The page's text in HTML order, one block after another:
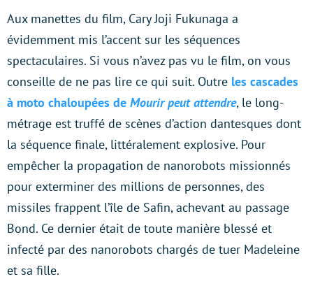
Aux manettes du film, Cary Joji Fukunaga a
évidemment mis l’accent sur les séquences
spectaculaires. Si vous n’avez pas vu le film, on vous
conseille de ne pas lire ce qui suit. Outre les cascades
à moto chaloupées de Mourir peut attendre, le long-
métrage est truffé de scènes d’action dantesques dont
la séquence finale, littéralement explosive. Pour
empêcher la propagation de nanorobots missionnés
pour exterminer des millions de personnes, des
missiles frappent l’île de Safin, achevant au passage
Bond. Ce dernier était de toute manière blessé et
infecté par des nanorobots chargés de tuer Madeleine
et sa fille.